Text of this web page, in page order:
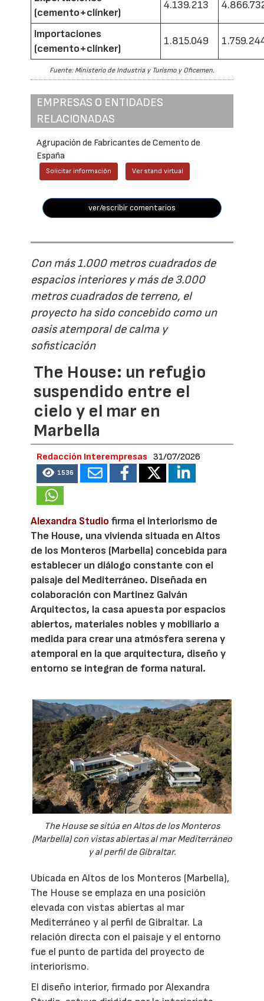
(cemento+clínker)
4.139.213
Importaciones
(cemento+clínker)
1.815.049
Fuente: Ministerio de Industria y Turismo y Oficemen.
EMPRESAS O ENTIDADES
RELACIONADAS
Agrupación de Fabricantes de Cemento de
España
Solicitar información Ver stand virtual
ver/escribir comentarios
Con más 1.000 metros cuadrados de
espacios interiores y más de 3.000
metros cuadrados de terreno, el
proyecto ha sido concebido como un
oasis atemporal de calma y
sofisticación
The House: un refugio
suspendido entre el
cielo y el mar en
Marbella
Redacción Interempresas 31/07/2026
1536
Alexandra Studio firma el interiorismo de
The House, una vivienda situada en Altos
de los Monteros (Marbella) concebida para
establecer un diálogo constante con el
paisaje del Mediterráneo. Diseñada en
colaboración con Martinez Galván
Arquitectos, la casa apuesta por espacios
abiertos, materiales nobles y mobiliario a
medida para crear una atmósfera serena y
atemporal en la que arquitectura, diseño y
entorno se integran de forma natural.
The House se sitúa en Altos de los Monteros
(Marbella) con vistas abiertas al mar Mediterráneo
y al perfil de Gibraltar.
Ubicada en Altos de los Monteros (Marbella),
The House se emplaza en una posición
elevada con vistas abiertas al mar
Mediterráneo y al perfil de Gibraltar. La
relación directa con el paisaje y el entorno
fue el punto de partida del proyecto de
interiorismo.
El diseño interior, firmado por Alexandra